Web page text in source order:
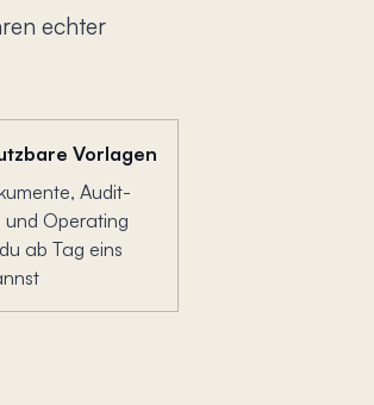
echter
Vorlagen
Audit-
und Operating
ab Tag eins